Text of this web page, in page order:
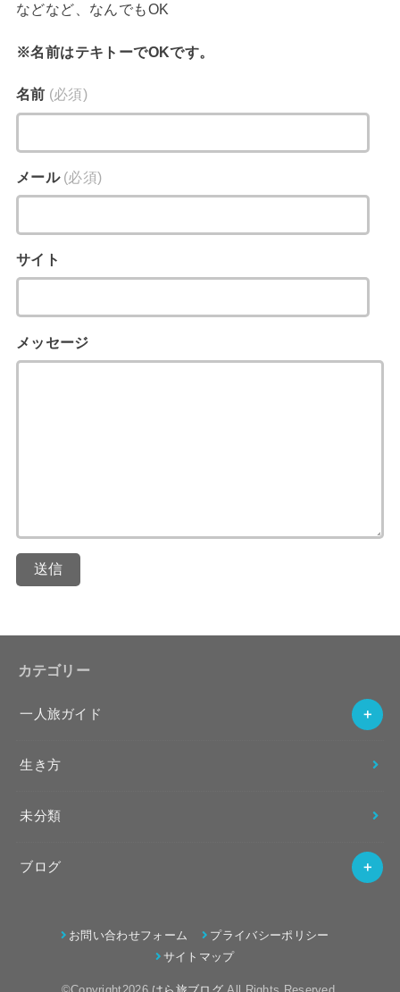
などなど、なんでもOK
※名前はテキトーでOKです。
名前 (必須)
メール (必須)
サイト
メッセージ
送信
カテゴリー
一人旅ガイド
生き方
未分類
ブログ
お問い合わせフォーム
プライバシーポリシー
サイトマップ